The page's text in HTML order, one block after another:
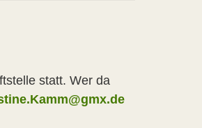
statt. Wer da